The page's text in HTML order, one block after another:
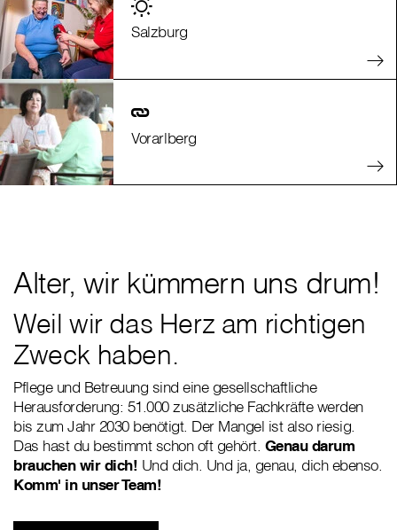
Salzburg
Vorarlberg
Alter, wir kümmern uns drum!
Weil wir das Herz am richtigen
Zweck haben.
Pflege und Betreuung sind eine gesellschaftliche
Herausforderung: 51.000 zusätzliche Fachkräfte werden
bis zum Jahr 2030 benötigt. Der Mangel ist also riesig.
Das hast du bestimmt schon oft gehört. Genau darum
brauchen wir dich! Und dich. Und ja, genau, dich ebenso.
Komm' in unser Team!